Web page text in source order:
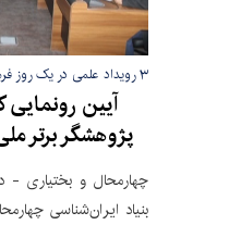
۳ رویداد علمی در یک روز فرهنگی در شهرکرد؛
آیین
پژوهشگر برتر
چهارمحال و بختیاری -
بنیاد ایران‌شناسی